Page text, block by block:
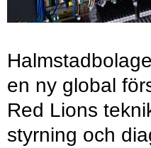
en ny global
Red Lions
styrning och